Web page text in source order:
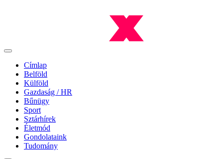
Címlap
Belföld
Külföld
Gazdaság / HR
Bűnügy
Sport
Sztárhírek
Életmód
Gondolataink
Tudomány